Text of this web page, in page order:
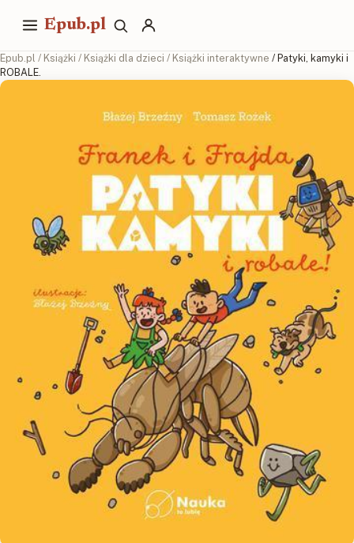
Epub.pl
Epub.pl / Książki / Książki dla dzieci / Książki interaktywne / Patyki, kamyki i
ROBALE.